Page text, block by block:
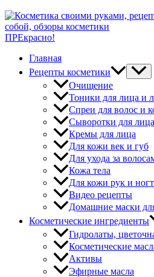
ПРЕкрасно!
Главная
Рецепты косметики
Очищение
Тоники для лица и
Спреи для волос и
Сыворотки для
Кремы для лица
Для кожи век и губ
Для ухода за
Кожа тела
Для кожи рук и
Видео рецепты
Домашние маски
Косметические ингредиенты
Гидролаты,
Косметические
Активы
Эфирные масла